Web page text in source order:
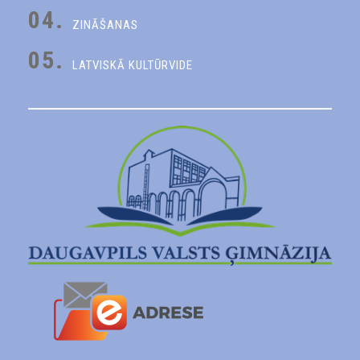
04. ZINĀŠANAS
05. LATVISKĀ KULTŪRVIDE